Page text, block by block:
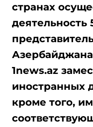
странах
деятельность
1news.az
иностранных
кроме того,